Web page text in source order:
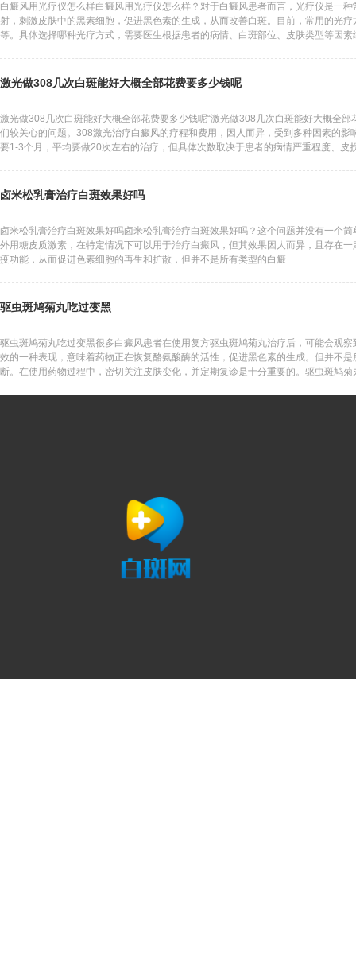
白癜风用光疗仪怎么样白癜风用光疗仪怎么样？对于白癜风患者而言，光疗仪是一
射，刺激皮肤中的黑素细胞，促进黑色素的生成，从而改善白斑。目前，常用的光
等。具体选择哪种光疗方式，需要医生根据患者的病情、白斑部位、皮肤类型等因
激光做308几次白斑能好大概全部花费要多少钱呢
激光做308几次白斑能好大概全部花费要多少钱呢“激光做308几次白斑能好大概全
们较关心的问题。308激光治疗白癜风的疗程和费用，因人而异，受到多种因素的
要1-3个月，平均要做20次左右的治疗，但具体次数取决于患者的病情严重程度、皮
卤米松乳膏治疗白斑效果好吗
卤米松乳膏治疗白斑效果好吗卤米松乳膏治疗白斑效果好吗？这个问题并没有一个简
外用糖皮质激素，在特定情况下可以用于治疗白癜风，但其效果因人而异，且存在
疫功能，从而促进色素细胞的再生和扩散，但并不是所有类型的白癜
驱虫斑鸠菊丸吃过变黑
驱虫斑鸠菊丸吃过变黑很多白癜风患者在使用复方驱虫斑鸠菊丸治疗后，可能会观
效的一种表现，意味着药物正在恢复酪氨酸酶的活性，促进黑色素的生成。但并不
断。在使用药物过程中，密切关注皮肤变化，并定期复诊是十分重要的。驱虫斑鸠